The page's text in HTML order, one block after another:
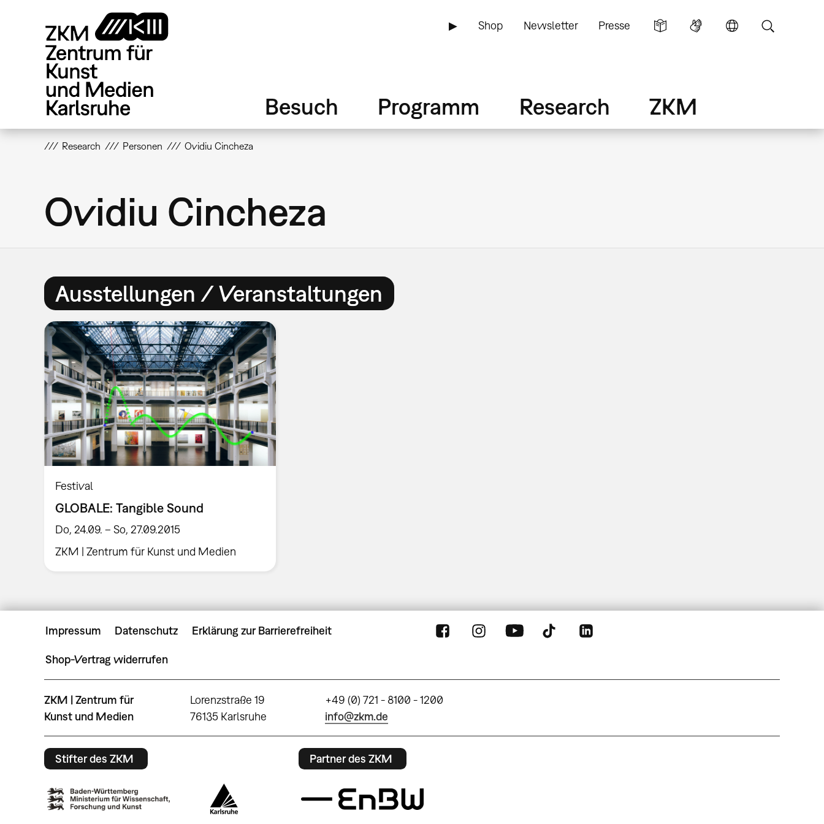
▶ Shop Newsletter Presse
Besuch Programm Research ZKM
Research Personen Ovidiu Cincheza
Ovidiu Cincheza
Ausstellungen / Veranstaltungen
Festival
GLOBALE: Tangible Sound
Do, 24.09. – So, 27.09.2015
ZKM | Zentrum für Kunst und Medien
Impressum Datenschutz Erklärung zur Barrierefreiheit
Shop-Vertrag widerrufen
ZKM | Zentrum für
Kunst und Medien
Lorenzstraße 19
76135 Karlsruhe
+49 (0) 721 - 8100 - 1200
info@zkm.de
Stifter des ZKM Partner des ZKM